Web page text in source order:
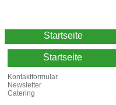
Startseite
Startseite
Kontaktformular
Newsletter
Catering